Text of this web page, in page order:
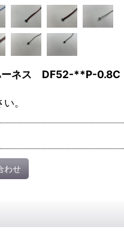
ーネス DF52-**P-0.8C
。
わせ